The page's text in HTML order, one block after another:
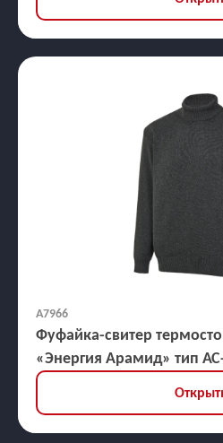
А7966
Фуфайка-свитер
«Энергия Арамид» тип
кв.см